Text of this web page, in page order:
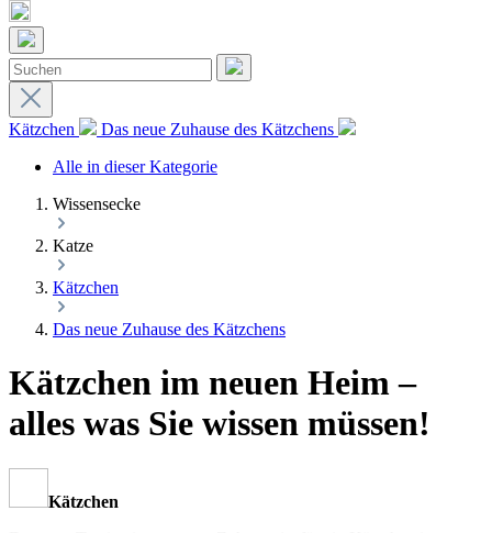
Kätzchen
Das neue Zuhause des Kätzchens
Alle in dieser Kategorie
Wissensecke
Katze
Kätzchen
Das neue Zuhause des Kätzchens
Kätzchen im neuen Heim –
alles was Sie wissen müssen!
Kätzchen